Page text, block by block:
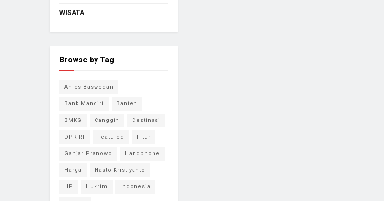
WISATA
Browse by Tag
Anies Baswedan
Bank Mandiri Banten
BMKG Canggih Destinasi
DPR RI Featured Fitur
Ganjar Pranowo Handphone
Harga Hasto Kristiyanto
HP Hukrim Indonesia